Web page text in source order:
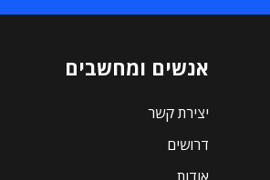
אנשים ומחשבים
יצירת קשר
דרושים